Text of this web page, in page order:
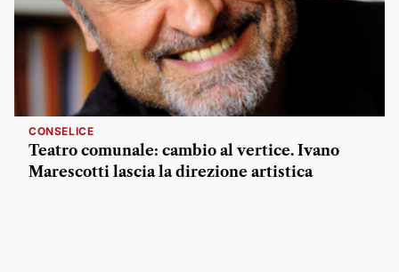
CONSELICE
Teatro comunale: cambio al vertice. Ivano
Marescotti lascia la direzione artistica